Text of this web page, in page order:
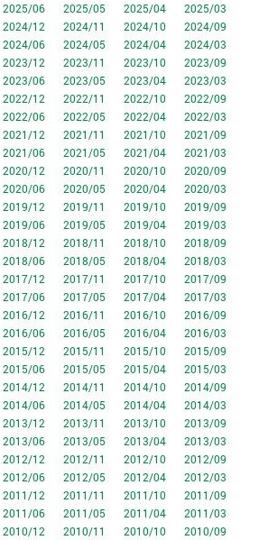
2025/06 2025/05 2025/04
2025/03
2024/12 2024/11 2024/10
2024/09
2024/06 2024/05 2024/04
2024/03
2023/12 2023/11 2023/10
2023/09
2023/06 2023/05 2023/04
2023/03
2022/12 2022/11 2022/10
2022/09
2022/06 2022/05 2022/04
2022/03
2021/12 2021/11 2021/10
2021/09
2021/06 2021/05 2021/04
2021/03
2020/12 2020/11 2020/10
2020/09
2020/06 2020/05 2020/04
2020/03
2019/12 2019/11 2019/10
2019/09
2019/06 2019/05 2019/04
2019/03
2018/12 2018/11 2018/10
2018/09
2018/06 2018/05 2018/04
2018/03
2017/12 2017/11 2017/10
2017/09
2017/06 2017/05 2017/04
2017/03
2016/12 2016/11 2016/10
2016/09
2016/06 2016/05 2016/04
2016/03
2015/12 2015/11 2015/10
2015/09
2015/06 2015/05 2015/04
2015/03
2014/12 2014/11 2014/10
2014/09
2014/06 2014/05 2014/04
2014/03
2013/12 2013/11 2013/10
2013/09
2013/06 2013/05 2013/04
2013/03
2012/12 2012/11 2012/10
2012/09
2012/06 2012/05 2012/04
2012/03
2011/12 2011/11 2011/10
2011/09
2011/06 2011/05 2011/04
2011/03
2010/12 2010/11 2010/10
2010/09